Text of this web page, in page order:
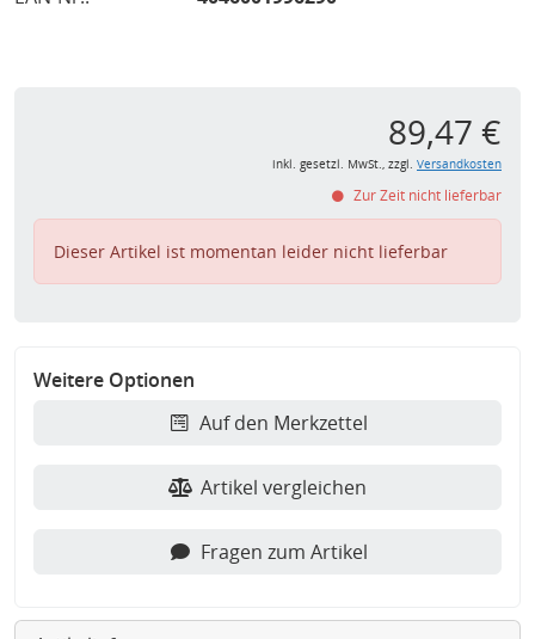
89,47 €
inkl. gesetzl. MwSt., zzgl. Versandkosten
Zur Zeit nicht lieferbar
Dieser Artikel ist momentan leider nicht lieferbar
Weitere Optionen
Auf den Merkzettel
Artikel vergleichen
Fragen zum Artikel